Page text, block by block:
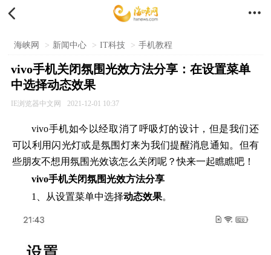
 
海峡网 > 新闻中心 > IT科技 > 手机教程
vivo手机关闭氛围光效方法分享：在设置菜单
中选择动态效果
IE浏览器中文网 2021-12-01 10:37
vivo手机如今以经取消了呼吸灯的设计，但是我们还
可以利用闪光灯或是氛围灯来为我们提醒消息通知。但有
些朋友不想用氛围光效该怎么关闭呢？快来一起瞧瞧吧！
vivo手机关闭氛围光效方法分享
1、从设置菜单中选择动态效果。